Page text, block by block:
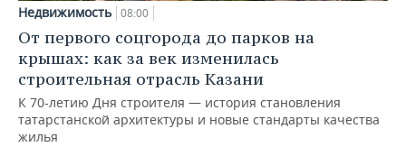
Недвижимость 08:00
От первого соцгорода до парков на
крышах: как за век изменилась
строительная отрасль Казани
К 70-летию Дня строителя — история становления
татарстанской архитектуры и новые стандарты качества
жилья